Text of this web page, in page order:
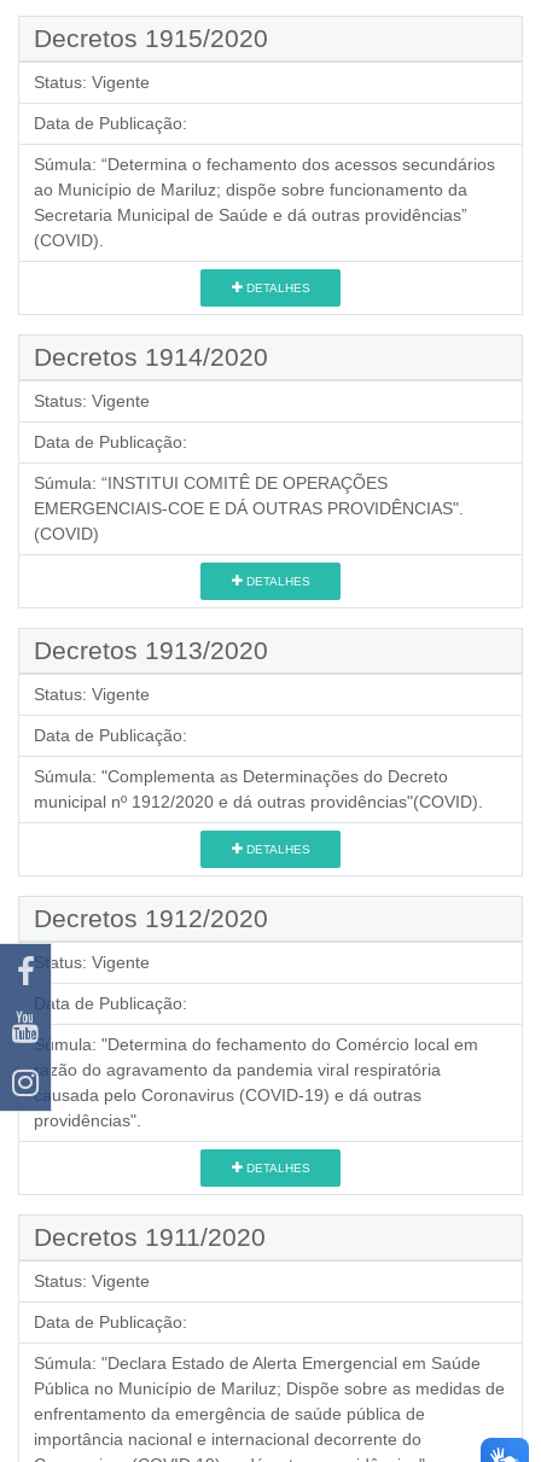
Decretos 1915/2020
Status: Vigente
Data de Publicação:
Súmula: “Determina o fechamento dos acessos secundários
ao Município de Mariluz; dispõe sobre funcionamento da
Secretaria Municipal de Saúde e dá outras providências”
(COVID).
DETALHES
Decretos 1914/2020
Status: Vigente
Data de Publicação:
Súmula: “INSTITUI COMITÊ DE OPERAÇÕES
EMERGENCIAIS-COE E DÁ OUTRAS PROVIDÊNCIAS".
(COVID)
DETALHES
Decretos 1913/2020
Status: Vigente
Data de Publicação:
Súmula: "Complementa as Determinações do Decreto
municipal nº 1912/2020 e dá outras providências"(COVID).
DETALHES
Decretos 1912/2020
Status: Vigente
Data de Publicação:
Súmula: "Determina do fechamento do Comércio local em
razão do agravamento da pandemia viral respiratória
causada pelo Coronavirus (COVID-19) e dá outras
providências".
DETALHES
Decretos 1911/2020
Status: Vigente
Data de Publicação:
Súmula: "Declara Estado de Alerta Emergencial em Saúde
Pública no Município de Mariluz; Dispõe sobre as medidas de
enfrentamento da emergência de saúde pública de
importância nacional e internacional decorrente do